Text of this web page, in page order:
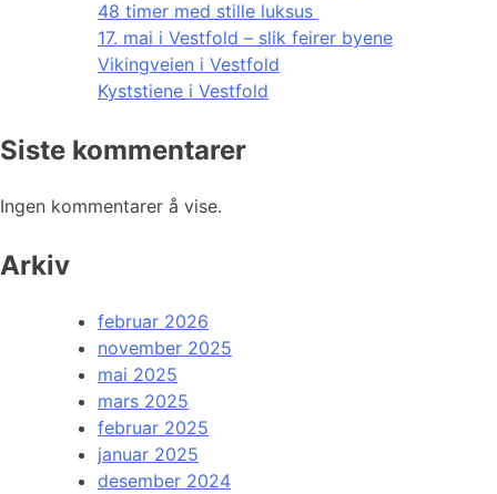
48 timer med stille luksus
17. mai i Vestfold – slik feirer byene
Vikingveien i Vestfold
Kyststiene i Vestfold
Siste kommentarer
Ingen kommentarer å vise.
Arkiv
februar 2026
november 2025
mai 2025
mars 2025
februar 2025
januar 2025
desember 2024